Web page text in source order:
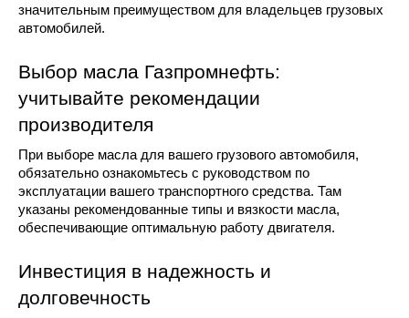
значительным преимуществом для владельцев грузовых
автомобилей.
Выбор масла Газпромнефть:
учитывайте рекомендации
производителя
При выборе масла для вашего грузового автомобиля,
обязательно ознакомьтесь с руководством по
эксплуатации вашего транспортного средства. Там
указаны рекомендованные типы и вязкости масла,
обеспечивающие оптимальную работу двигателя.
Инвестиция в надежность и
долговечность